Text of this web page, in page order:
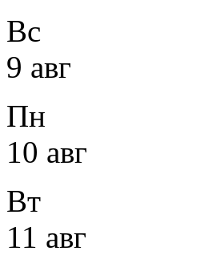
Вс
9 авг
Пн
10 авг
Вт
11 авг